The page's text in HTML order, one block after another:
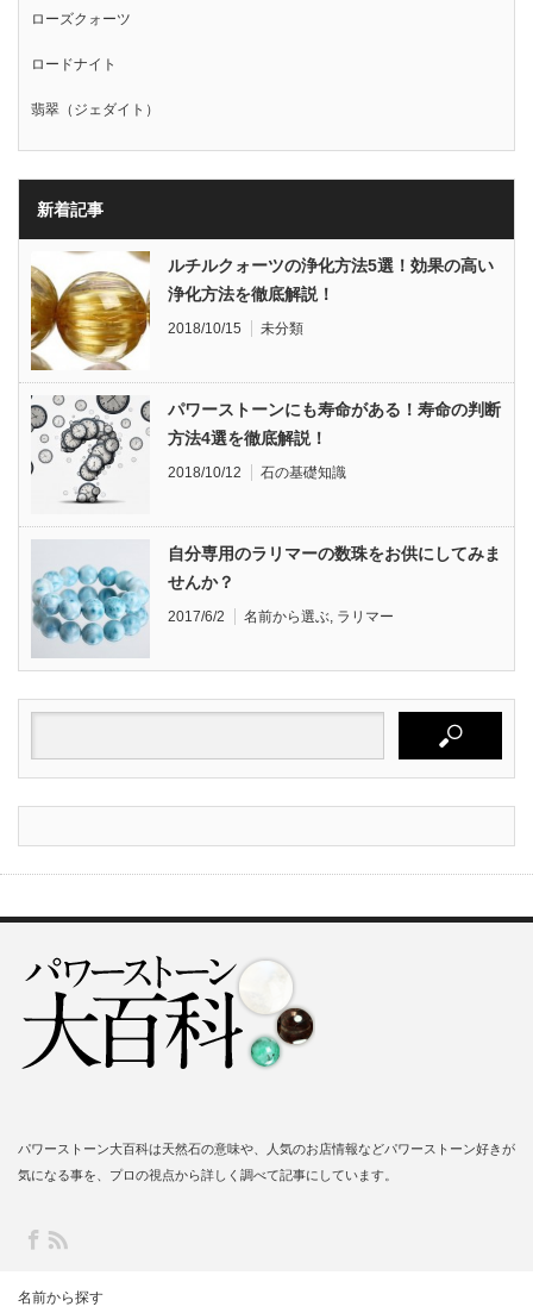
ローズクォーツ
ロードナイト
翡翠（ジェダイト）
新着記事
ルチルクォーツの浄化方法5選！効果の高い
浄化方法を徹底解説！
2018/10/15 未分類
パワーストーンにも寿命がある！寿命の判断
方法4選を徹底解説！
2018/10/12 石の基礎知識
自分専用のラリマーの数珠をお供にしてみま
せんか？
2017/6/2 名前から選ぶ, ラリマー
パワーストーン大百科は天然石の意味や、人気のお店情報などパワーストーン好きが
気になる事を、プロの視点から詳しく調べて記事にしています。
名前から探す